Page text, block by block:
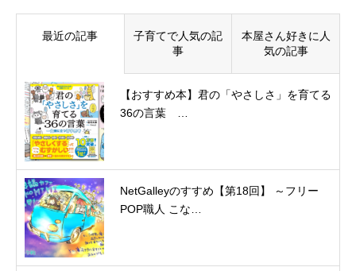
最近の記事
子育てで人気の記
事
本屋さん好きに人
気の記事
【おすすめ本】君の「やさしさ」を育てる
36の言葉 …
NetGalleyのすすめ【第18回】 ～フリー
POP職人 こな…